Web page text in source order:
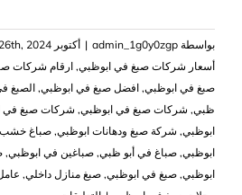
بواسطة admin_1g0y0zgp
| أكتوبر 26th, 2024
‏أسعار شركات صبغ في ابوظبي, ‏ارقام شركات
صبغ في ابوظبي, افضل صبغ في ابوظبي, الصبغ
ظبي, شركات صبغ في ابوظبي, شركات صبغ في
ابوظبي, ‏شركة صبغ ودهانات ابوظبي, صباغ خشب
ابوظبي, صباغ في أبو ظبي, صباغين في ابوظبي,
ابوظبي, صبغ في ابوظبي, صبغ منازل داخلي,